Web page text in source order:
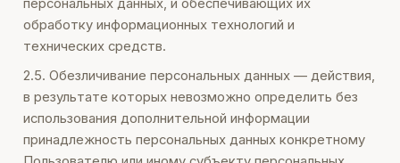
персональных данных, и обеспечивающих их
обработку информационных технологий и
технических средств.
2.5. Обезличивание персональных данных — действия,
в результате которых невозможно определить без
использования дополнительной информации
принадлежность персональных данных конкретному